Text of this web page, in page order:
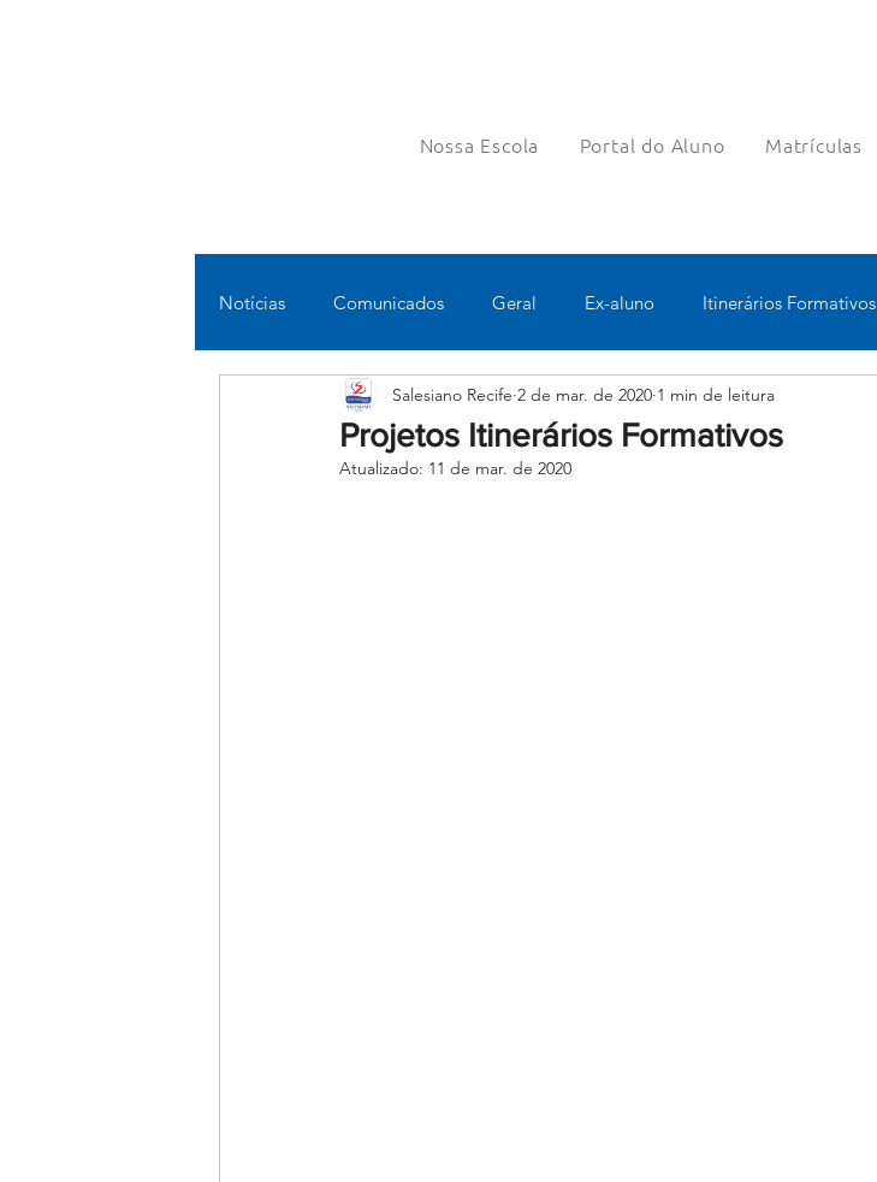
Nossa Escola Portal do Aluno Matrículas
Notícias Comunicados Geral Ex-aluno Itinerários Formativos
Fundamental II Ensino Médio Pastoral Esportes
Projetos Itinerários Formativos
Salesiano Recife 2 de mar. de 2020 1 min de leitura
Atualizado: 11 de mar. de 2020